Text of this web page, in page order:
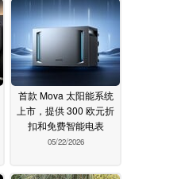
首款 Mova 太阳能系统
上市，提供 300 欧元折
扣和免费智能电表
05/22/2026